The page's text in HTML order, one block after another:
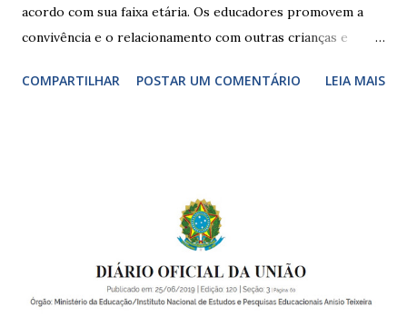
acordo com sua faixa etária. Os educadores promovem a
convivência e o relacionamento com outras crianças e
garantir o direito das crianças a uma educação integral e de
crianças de zero a 3 anos e 11 meses; – EMEIs - Escolas
Municipais de Educação Infantil, que atendem crianças de 4
a 5 anos e 11 meses; – CEMEI - Centro Municipal de
Educação Infantil, que recebe crianças de zero a 5 anos e 11
COMPARTILHAR POSTAR UM COMENTÁRIO LEIA MAIS